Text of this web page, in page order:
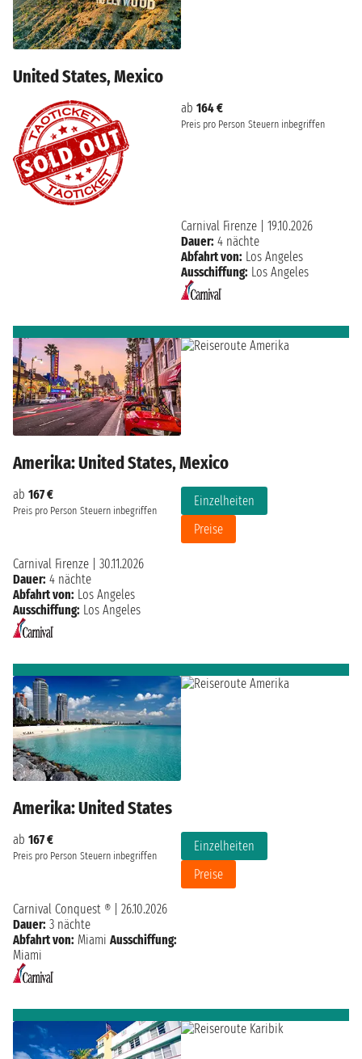
United States, Mexico
ab 164 €
Preis pro Person Steuern inbegriffen
Carnival Firenze
19.10.2026
Dauer: 4 nächte
Abfahrt von: Los Angeles
Ausschiffung: Los Angeles
Amerika: United States, Mexico
ab 167 €
Preis pro Person Steuern inbegriffen
Einzelheiten
Preise
Carnival Firenze
30.11.2026
Dauer: 4 nächte
Abfahrt von: Los Angeles
Ausschiffung: Los Angeles
Amerika: United States
ab 167 €
Preis pro Person Steuern inbegriffen
Einzelheiten
Preise
Carnival Conquest ®
26.10.2026
Dauer: 3 nächte
Abfahrt von: Miami Ausschiffung:
Miami